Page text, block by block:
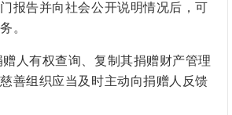
报告并向社会公开说明情况后，可
。
赠人有权查询、复制其捐赠财产管理
善组织应当及时主动向捐赠人反馈